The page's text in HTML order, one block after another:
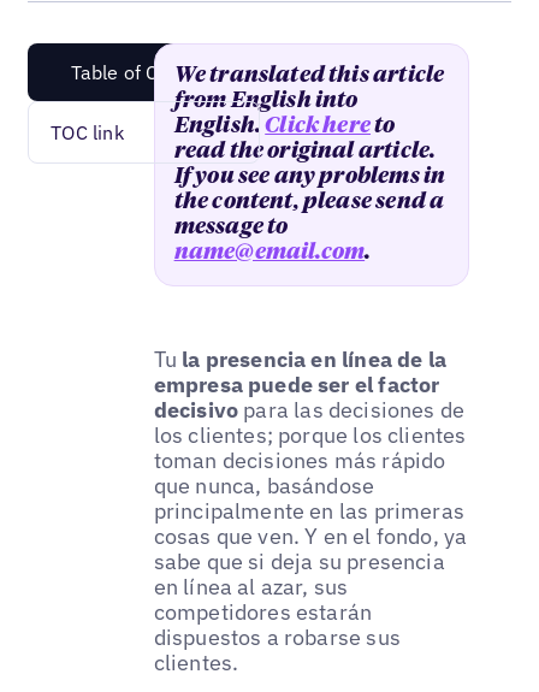
Table of Content
TOC link
We translated this article
from English into
English.Click hereto
read the original article.
If you see any problems in
the content, please send a
message to
name@email.com.
Tu la presencia en línea de la
empresa puede ser el factor
decisivo para las decisiones de
los clientes; porque los clientes
toman decisiones más rápido
que nunca, basándose
principalmente en las primeras
cosas que ven. Y en el fondo, ya
sabe que si deja su presencia
en línea al azar, sus
competidores estarán
dispuestos a robarse sus
clientes.